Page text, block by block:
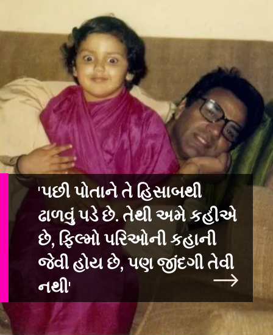
'પછી પોતાને તે હિસાબથી
ઢાળવું પડે છે. તેથી અમે કહીએ
છે, ફિલ્મો પરિઓની કહાની
જેવી હોય છે, પણ જીંદગી તેવી